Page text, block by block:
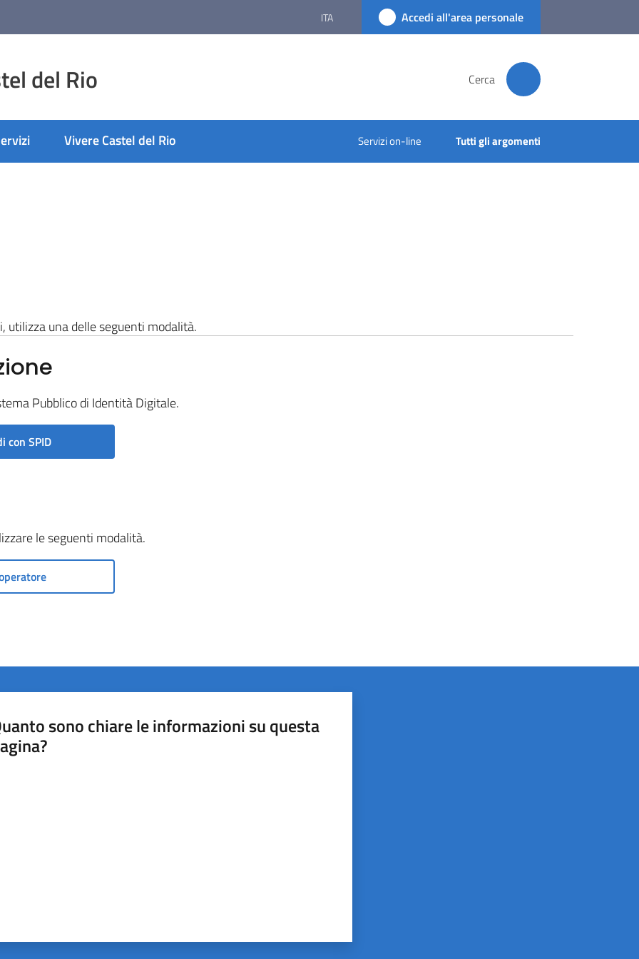
ITA Accedi all'area personale
del Rio Cerca
Vivere Castel del Rio Servizi on-line Tutti gli argomenti
utilizza una delle seguenti modalità.
Pubblico di Identità Digitale.
con SPID
le seguenti modalità.
sono chiare le informazioni su questa